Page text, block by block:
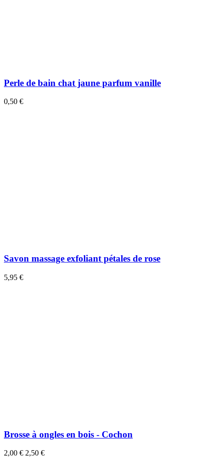
Perle de bain chat jaune parfum vanille
0,50 €
Savon massage exfoliant pétales de rose
5,95 €
Brosse à ongles en bois - Cochon
2,00 € 2,50 €